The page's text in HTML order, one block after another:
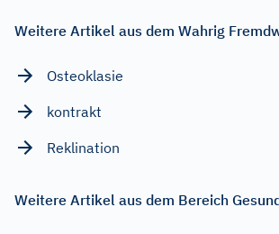
Weitere Artikel aus dem Wahrig
Osteoklasie
kontrakt
Reklination
Weitere Artikel aus dem Bereich